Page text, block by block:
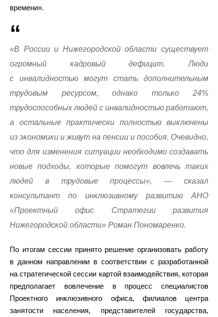
времени».
«В России и Нижегородской области существует
огромный кадровый дефицит. Люди
с инвалидностью могут стать дополнительным
трудовым ресурсом, однако только 24%
трудоспособных людей с инвалидностью работают,
а остальные практически полностью выключены
из экономики и живут на пенсии и пособия. Очевидно,
что для изменения ситуации необходимо создавать
новые подходы, которые помогут вовлечь таких
людей в трудовые процессы», — сказал
консультант по инклюзивному развитию АНО
«Проектный офис Стратегии развития
Нижегородской области» Роман Пономаренко.
По итогам сессии принято решение организовать работу
в данном направлении в соответствии с разработанной
на стратегической сессии картой взаимодействия, которая
предполагает вовлечение в процесс специалистов
Проектного инклюзивного офиса, филиалов центра
занятости населения, представителей государства,